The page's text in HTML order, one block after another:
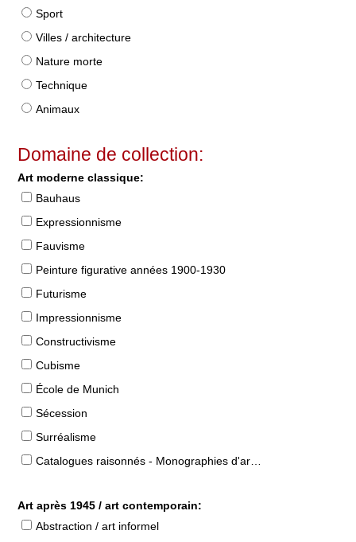
Sport
Villes / architecture
Nature morte
Technique
Animaux
Domaine de collection:
Art moderne classique:
Bauhaus
Expressionnisme
Fauvisme
Peinture figurative années 1900-1930
Futurisme
Impressionnisme
Constructivisme
Cubisme
École de Munich
Sécession
Surréalisme
Catalogues raisonnés - Monographies d'artistes
Art après 1945 / art contemporain:
Abstraction / art informel